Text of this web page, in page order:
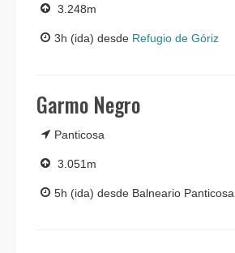
3.248m
3h (ida) desde Refugio de Góriz
Garmo Negro
Panticosa
3.051m
5h (ida) desde Balneario Panticosa